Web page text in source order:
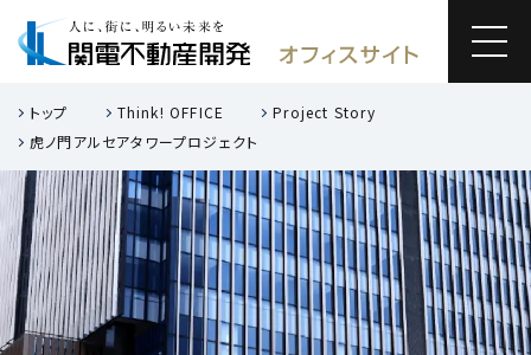
トップ Think! OFFICE
Project Story
虎ノ門アルセアタワープロジェクト